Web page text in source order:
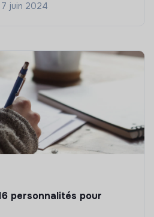
juin 2024
personnalités pour